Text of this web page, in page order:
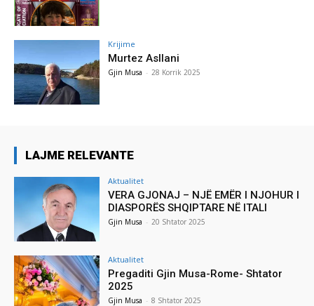
Krijime
Murtez Asllani
Gjin Musa - 28 Korrik 2025
LAJME RELEVANTE
Aktualitet
VERA GJONAJ – NJË EMËR I NJOHUR I
DIASPORËS SHQIPTARE NË ITALI
Gjin Musa - 20 Shtator 2025
Aktualitet
Pregaditi Gjin Musa-Rome- Shtator
2025
Gjin Musa - 8 Shtator 2025